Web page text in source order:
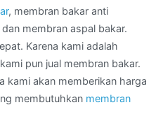
, membran bakar anti
membran aspal bakar.
Karena kami adalah
pun jual membran bakar.
kami akan memberikan harga
membutuhkan membran